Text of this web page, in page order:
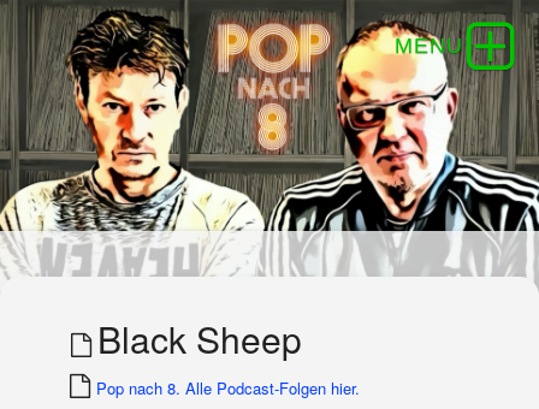
Black Sheep
Pop nach 8. Alle Podcast-Folgen hier.